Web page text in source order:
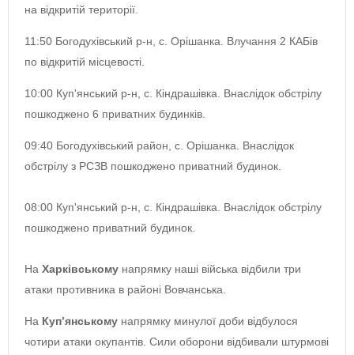
на відкритій території.
11:50 Богодухівський р-н, с. Орішанка. Влучання 2 КАБів
по відкритій місцевості.
10:00 Куп'янський р-н, с. Кіндрашівка. Внаслідок обстрілу
пошкоджено 6 приватних будинків.
09:40 Богодухівський район, с. Орішанка. Внаслідок
обстрілу з РСЗВ пошкоджено приватний будинок.
08:00 Куп'янський р-н, с. Кіндрашівка. Внаслідок обстрілу
пошкоджено приватний будинок.
На Харківському напрямку наші війська відбили три
атаки противника в районі Вовчанська.
На Куп’янському напрямку минулої доби відбулося
чотири атаки окупантів. Сили оборони відбивали штурмові